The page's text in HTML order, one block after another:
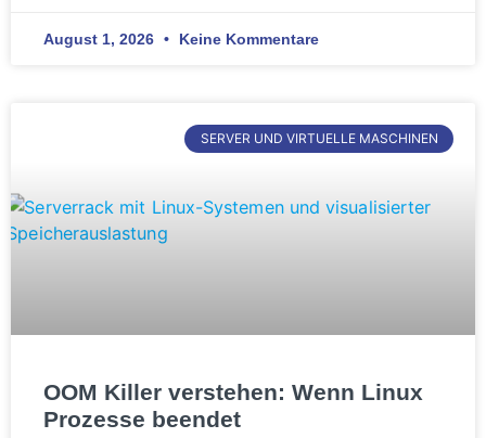
August 1, 2026 Keine Kommentare
SERVER UND VIRTUELLE MASCHINEN
OOM Killer verstehen: Wenn Linux
Prozesse beendet